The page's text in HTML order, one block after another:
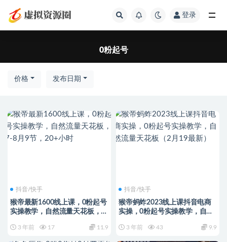
登录
0粉起号
价格 发布日期
抖音/快手
猴帝最新1600线上课，0粉起号
实操教学，自然流量天花板，7-
3 年前 17 11.9
抖音/快手
猴帝蚂蚱2023线上课抖音电商
实操，0粉起号实操教学，自然
3 年前 43 9.9